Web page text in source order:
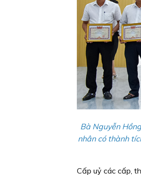
Bà Nguyễn
nhân có thành
Cấp uỷ các cấp,